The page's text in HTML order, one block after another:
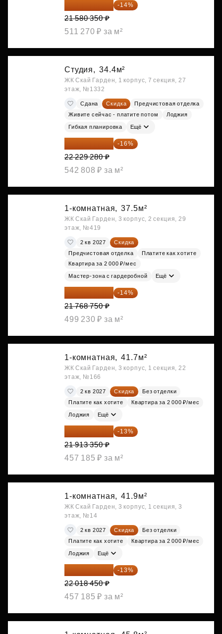
18 559 101 ₽ -14%
21 580 350 ₽
511 270 ₽ за м²
Студия, 34.4м²
ЖК Скай Гарден, 1 корпус, 7 секция, 27
этаж, №1332
Сдана Скидка
Предчистовая отделка
Живите сейчас - платите потом
Лоджия
Гибкая планировка Ещё
18 672 595 ₽ -16%
22 229 280 ₽
542 808 ₽ за м²
1-комнатная, 37.5м²
ЖК Скай Гарден, 3 корпус, 2 секция, 29
этаж, №419
2 кв 2027
Скидка
Предчистовая отделка
Платите как хотите
Квартира за 2 000 ₽/мес
Мастер-зона с гардеробной Ещё
18 721 125 ₽ -14%
21 768 750 ₽
499 230 ₽ за м²
1-комнатная, 41.7м²
ЖК Скай Гарден, 3 корпус, 1 секция, 22
этаж, №166
2 кв 2027 Скидка
Без отделки
Платите как хотите
Квартира за 2 000 ₽/мес
Лоджия Ещё
19 064 615 ₽ -13%
21 913 350 ₽
457 185 ₽ за м²
1-комнатная, 41.9м²
ЖК Скай Гарден, 3 корпус, 1 секция, 3
этаж, №14
2 кв 2027 Скидка
Без отделки
Платите как хотите
Квартира за 2 000 ₽/мес
Лоджия Ещё
19 156 052 ₽ -13%
22 018 450 ₽
457 185 ₽ за м²